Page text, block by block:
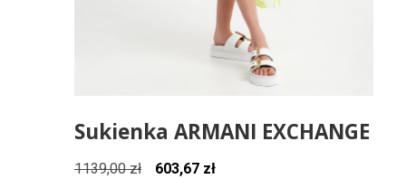
Sukienka ARMANI EXCHANGE
1139,00zł
Pierwotna
603,67 złAktualna